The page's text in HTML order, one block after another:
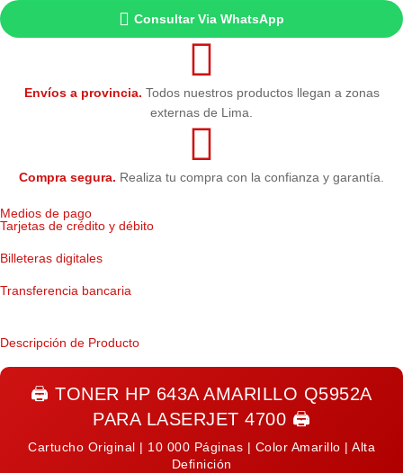
Consultar Via WhatsApp
Envíos a provincia. Todos nuestros productos llegan a zonas
externas de Lima.
Compra segura. Realiza tu compra con la confianza y garantía.
Medios de pago
Tarjetas de crédito y débito
Billeteras digitales
Transferencia bancaria
Descripción de Producto
🖨️TONER HP 643A AMARILLO Q5952A
PARA LASERJET 4700 🖨️
Cartucho Original | 10 000 Páginas | Color Amarillo | Alta
Definición